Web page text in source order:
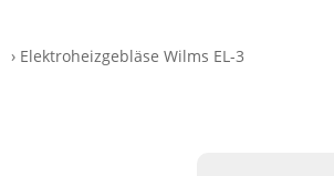
› Elektroheizgebläse Wilms EL-3